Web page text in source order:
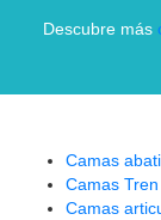
Descubre más
Camas
Camas Tren
Camas